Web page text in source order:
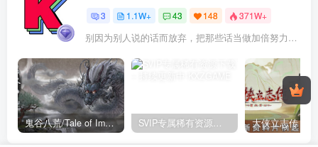
3 1.1W+ 43 148 371W+
别因为别人说的话而放弃，把那些话当做加倍努力的动力
鬼谷八荒/Tale of Immortal v1.2.105.259|角色扮演|容量27.4GB|免安装绿色中文版 SVIP专属稀有资源下载 – 持续更新中